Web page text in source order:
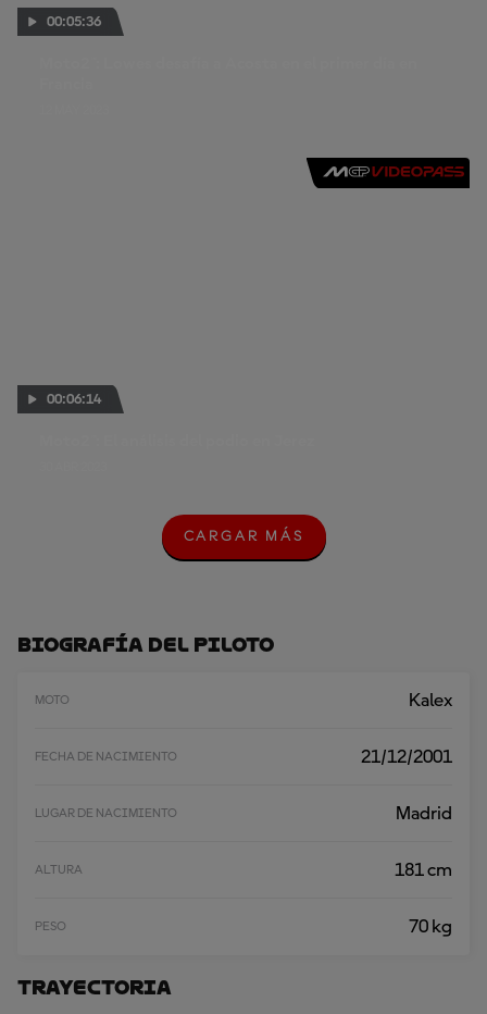
00:05:36
00:06:14
C
A
R
M
CARGAR MÁS
Biografía Del Piloto
MOTO Kalex
FECHA DE NACIMIENTO 21/12/2001
LUGAR DE NACIMIENTO Madrid
ALTURA 181 cm
PESO 70 kg
Trayectoria